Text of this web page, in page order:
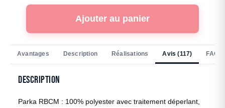
Ajouter au panier
Avantages Description Réalisations Avis (117) FAQ
Description
Parka RBCM : 100% polyester avec traitement déperlant,